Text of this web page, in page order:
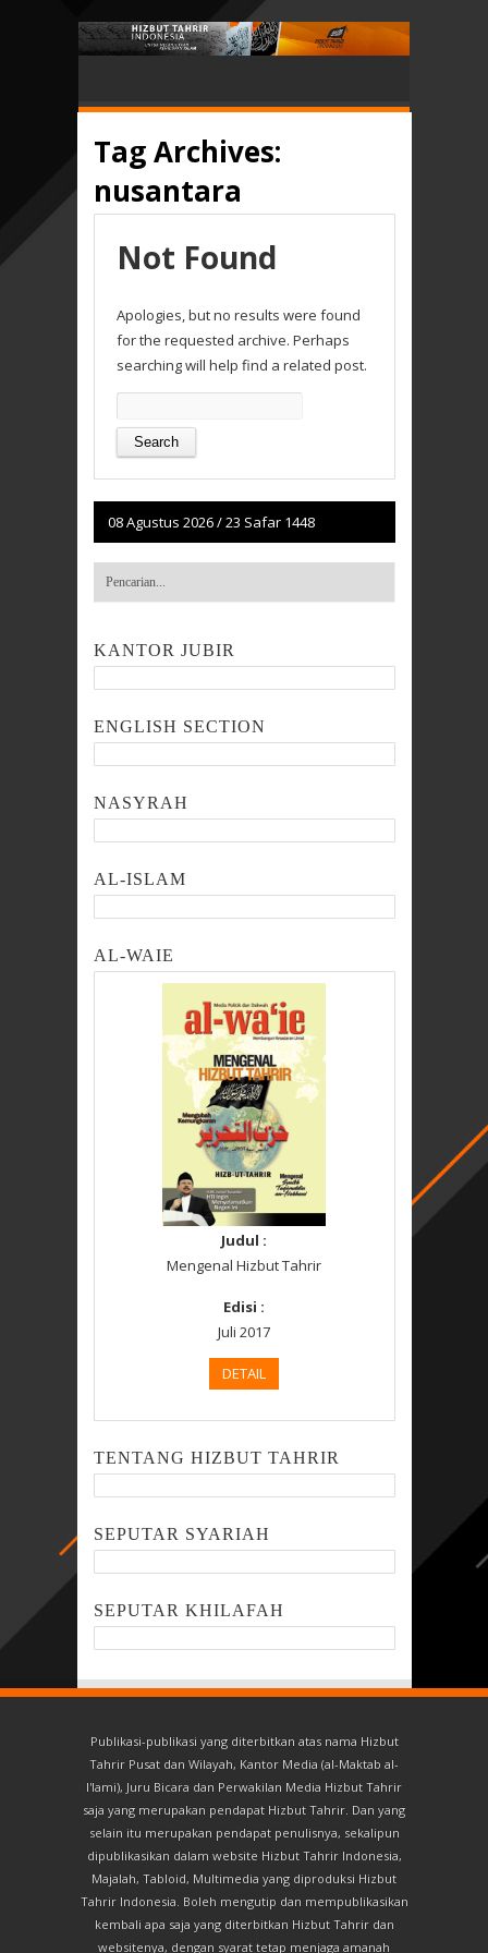
Tag Archives:
nusantara
Not Found
Apologies, but no results were found
for the requested archive. Perhaps
searching will help find a related post.
for:
08 Agustus 2026/23 Safar 1448
KANTOR JUBIR
ENGLISH SECTION
NASYRAH
AL-ISLAM
AL-WAIE
Judul :
Mengenal Hizbut Tahrir
Edisi :
Juli 2017
DETAIL
TENTANG HIZBUT TAHRIR
SEPUTAR SYARIAH
SEPUTAR KHILAFAH
Publikasi-publikasi yang diterbitkan atas nama Hizbut
Tahrir Pusat dan Wilayah, Kantor Media (al-Maktab al-
I'lami), Juru Bicara dan Perwakilan Media Hizbut Tahrir
saja yang merupakan pendapat Hizbut Tahrir. Dan yang
selain itu merupakan pendapat penulisnya, sekalipun
dipublikasikan dalam website Hizbut Tahrir Indonesia,
Majalah, Tabloid, Multimedia yang diproduksi Hizbut
Tahrir Indonesia. Boleh mengutip dan mempublikasikan
kembali apa saja yang diterbitkan Hizbut Tahrir dan
websitenya, dengan syarat tetap menjaga amanah